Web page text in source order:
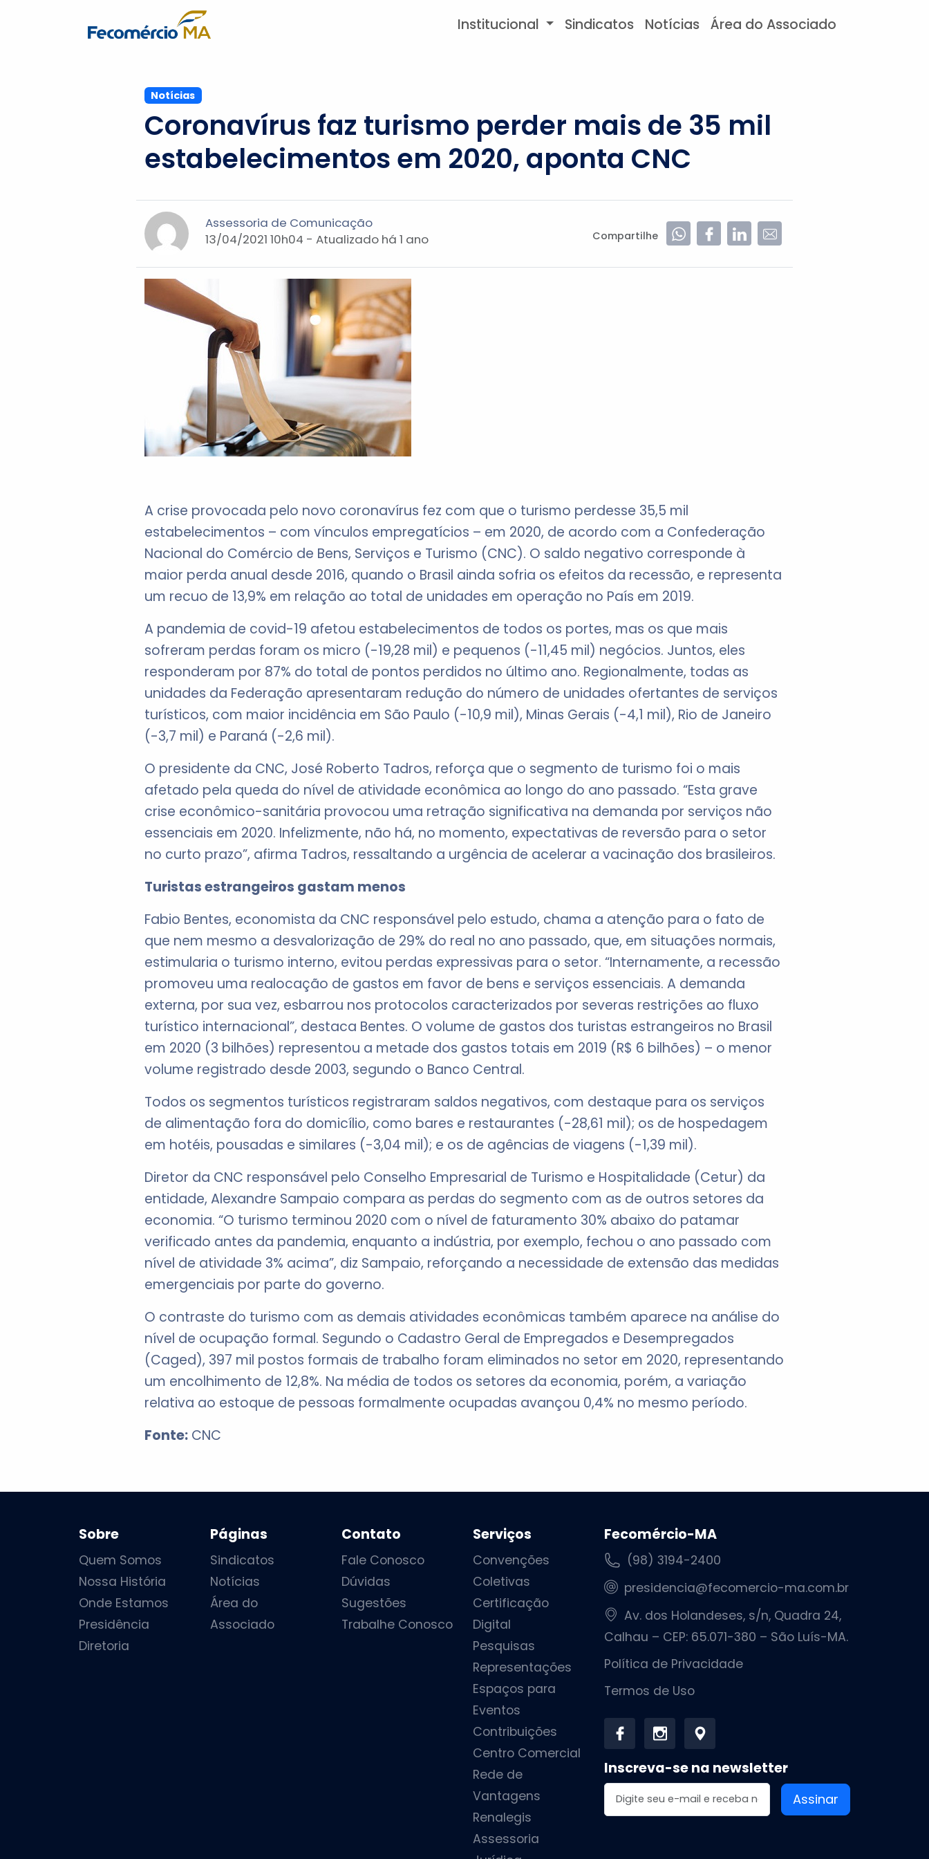
Institucional Sindicatos Notícias Área do Associado
Notícias
Coronavírus faz turismo perder mais de 35 mil
estabelecimentos em 2020, aponta CNC
Assessoria de Comunicação
13/04/2021 10h04 - Atualizado há 1 ano Compartilhe
A crise provocada pelo novo coronavírus fez com que o turismo perdesse 35,5 mil
estabelecimentos – com vínculos empregatícios – em 2020, de acordo com a Confederação
Nacional do Comércio de Bens, Serviços e Turismo (CNC). O saldo negativo corresponde à
maior perda anual desde 2016, quando o Brasil ainda sofria os efeitos da recessão, e representa
um recuo de 13,9% em relação ao total de unidades em operação no País em 2019.
A pandemia de covid-19 afetou estabelecimentos de todos os portes, mas os que mais
sofreram perdas foram os micro (-19,28 mil) e pequenos (-11,45 mil) negócios. Juntos, eles
responderam por 87% do total de pontos perdidos no último ano. Regionalmente, todas as
unidades da Federação apresentaram redução do número de unidades ofertantes de serviços
turísticos, com maior incidência em São Paulo (-10,9 mil), Minas Gerais (-4,1 mil), Rio de Janeiro
(-3,7 mil) e Paraná (-2,6 mil).
O presidente da CNC, José Roberto Tadros, reforça que o segmento de turismo foi o mais
afetado pela queda do nível de atividade econômica ao longo do ano passado. “Esta grave
crise econômico-sanitária provocou uma retração significativa na demanda por serviços não
essenciais em 2020. Infelizmente, não há, no momento, expectativas de reversão para o setor
no curto prazo”, afirma Tadros, ressaltando a urgência de acelerar a vacinação dos brasileiros.
Turistas estrangeiros gastam menos
Fabio Bentes, economista da CNC responsável pelo estudo, chama a atenção para o fato de
que nem mesmo a desvalorização de 29% do real no ano passado, que, em situações normais,
estimularia o turismo interno, evitou perdas expressivas para o setor. “Internamente, a recessão
promoveu uma realocação de gastos em favor de bens e serviços essenciais. A demanda
externa, por sua vez, esbarrou nos protocolos caracterizados por severas restrições ao fluxo
turístico internacional”, destaca Bentes. O volume de gastos dos turistas estrangeiros no Brasil
em 2020 (3 bilhões) representou a metade dos gastos totais em 2019 (R$ 6 bilhões) – o menor
volume registrado desde 2003, segundo o Banco Central.
Todos os segmentos turísticos registraram saldos negativos, com destaque para os serviços
de alimentação fora do domicílio, como bares e restaurantes (-28,61 mil); os de hospedagem
em hotéis, pousadas e similares (-3,04 mil); e os de agências de viagens (-1,39 mil).
Diretor da CNC responsável pelo Conselho Empresarial de Turismo e Hospitalidade (Cetur) da
entidade, Alexandre Sampaio compara as perdas do segmento com as de outros setores da
economia. “O turismo terminou 2020 com o nível de faturamento 30% abaixo do patamar
verificado antes da pandemia, enquanto a indústria, por exemplo, fechou o ano passado com
nível de atividade 3% acima”, diz Sampaio, reforçando a necessidade de extensão das medidas
emergenciais por parte do governo.
O contraste do turismo com as demais atividades econômicas também aparece na análise do
nível de ocupação formal. Segundo o Cadastro Geral de Empregados e Desempregados
(Caged), 397 mil postos formais de trabalho foram eliminados no setor em 2020, representando
um encolhimento de 12,8%. Na média de todos os setores da economia, porém, a variação
relativa ao estoque de pessoas formalmente ocupadas avançou 0,4% no mesmo período.
Fonte: CNC
Sobre
Quem Somos
Nossa História
Onde Estamos
Presidência
Diretoria
Páginas
Sindicatos
Notícias
Área do
Associado
Contato
Fale Conosco
Dúvidas
Sugestões
Trabalhe Conosco
Serviços
Convenções
Coletivas
Certificação
Digital
Pesquisas
Representações
Espaços para
Eventos
Contribuições
Centro Comercial
Rede de
Vantagens
Renalegis
Assessoria
Fecomércio-MA
(98) 3194-2400
presidencia@fecomercio-ma.com.br
Av. dos Holandeses, s/n, Quadra 24,
Calhau – CEP: 65.071-380 – São Luís-MA.
Política de Privacidade
Termos de Uso
Inscreva-se na newsletter
Endereço de email
Assinar